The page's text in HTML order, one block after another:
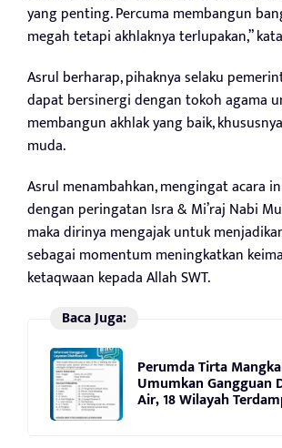
yang penting. Percuma membangun
megah tetapi akhlaknya terlupakan,”
Asrul berharap, pihaknya selaku
dapat bersinergi dengan tokoh agama
membangun akhlak yang baik,
muda.
Asrul menambahkan, mengingat acara
dengan peringatan Isra & Mi’raj Nabi
maka dirinya mengajak untuk
sebagai momentum meningkatkan
ketaqwaan kepada Allah SWT.
Baca Juga:
Perumda Tirta
Umumkan Gangguan
Air, 18 Wilayah